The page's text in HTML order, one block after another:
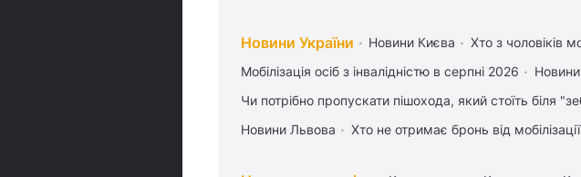
Новини України Новини Києва Хто з чоловіків
Мобілізація осіб з інвалідністю в серпні 2026
Чи потрібно пропускати пішохода, який стоїть біля
Новини Львова
Хто не отримає бронь від